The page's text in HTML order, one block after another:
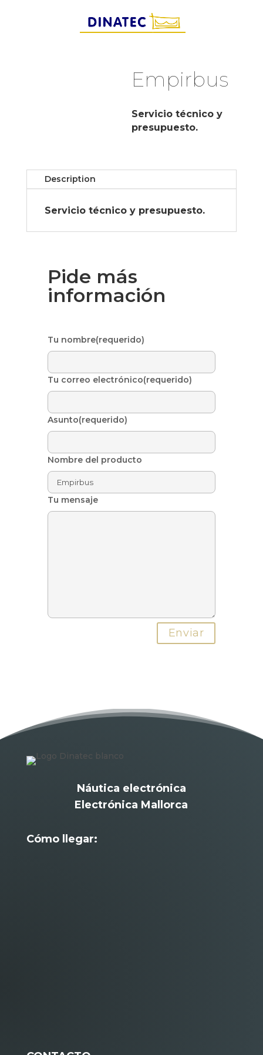
Empirbus
Servicio técnico y
presupuesto.
Description
Servicio técnico y presupuesto.
Pide más
información
Tu nombre(requerido)
Tu correo electrónico(requerido)
Asunto(requerido)
Nombre del producto
Tu mensaje
Náutica electrónica
Electrónica Mallorca
Cómo llegar: